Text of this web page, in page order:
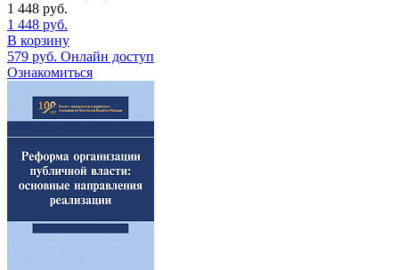
1 448 руб.
1 448 руб.
В корзину
579 руб. Онлайн доступ
Ознакомиться